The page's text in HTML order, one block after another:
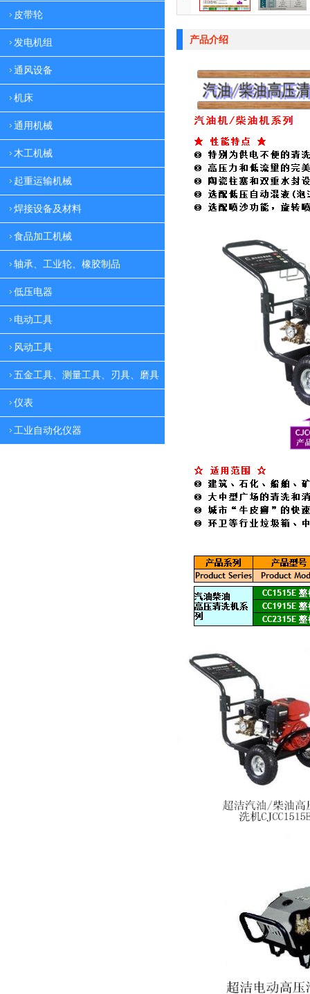
皮带轮
发电机组
通风设备
机床
通用机械
木工机械
起重运输机械
焊接设备及材料
食品加工机械
轴承、工业轮、橡胶制品
低压电器
电动工具
风动工具
五金工具、测量工具、刃具、磨具
仪表
工业自动化仪器
产品介绍